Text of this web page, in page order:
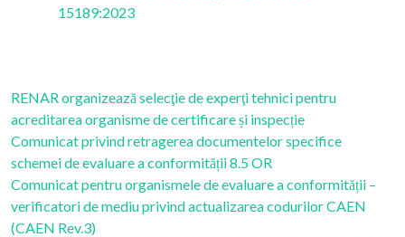
15189:2023
RENAR organizează selecţie de experţi tehnici pentru
acreditarea organisme de certificare și inspecție
Comunicat privind retragerea documentelor specifice
schemei de evaluare a conformității 8.5 OR
Comunicat pentru organismele de evaluare a conformității –
verificatori de mediu privind actualizarea codurilor CAEN
(CAEN Rev.3)